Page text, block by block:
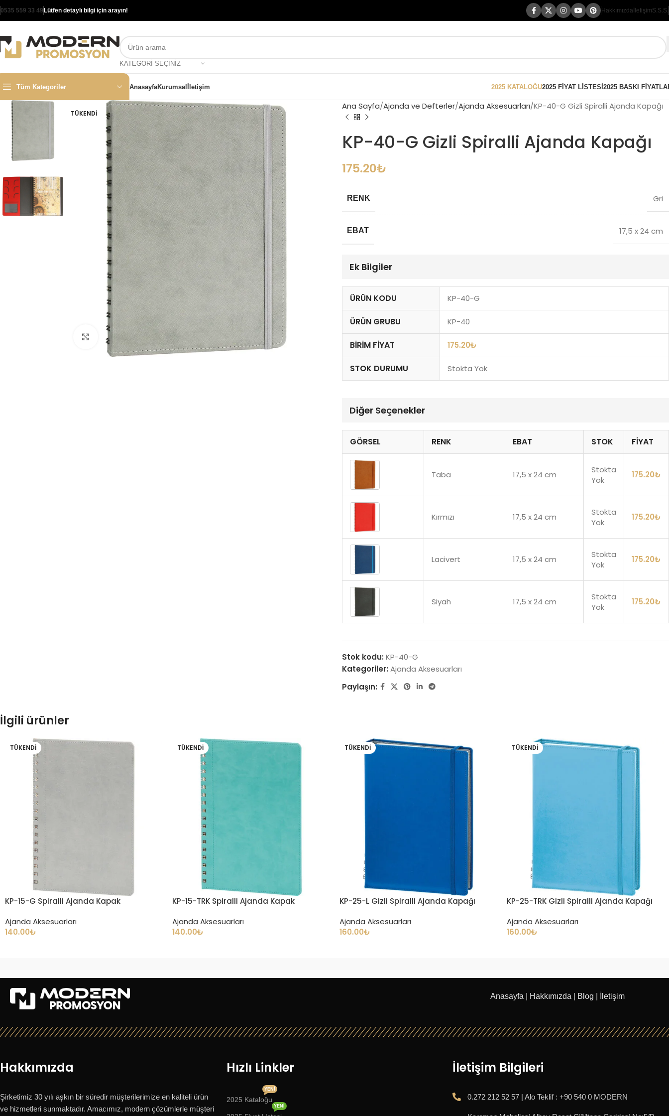
0535 559 33 49 Lütfen detaylı bilgi için arayın! Hakkımızda İletişimS.S.S.
KATEGORI SEÇINIZ
Tüm Kategoriler AnasayfaKurumsalİletişim 2025 KATALOĞU2025 FİYAT LİSTESİ2025 BASKI
TÜKENDI
Büyütmek için tıklayın
Ana Sayfa Ajanda ve Defterler Ajanda Aksesuarları KP-40-G Gizli Spiralli Ajanda Kapağı
KP-40-G Gizli Spiralli Ajanda Kapağı
175.20₺
RENK Gri
EBAT 17,5 x 24 cm
Ek Bilgiler
ÜRÜN KODU KP-40-G
ÜRÜN GRUBU KP-40
BIRIM FIYAT 175.20₺
STOK DURUMU Stokta Yok
Diğer Seçenekler
GÖRSEL RENK EBAT STOK FIYAT
Taba 17,5 x 24 cm
Stokta
Yok
175.20₺
Kırmızı 17,5 x 24 cm
Stokta
Yok
175.20₺
Lacivert 17,5 x 24 cm
Stokta
Yok
175.20₺
Siyah 17,5 x 24 cm
Stokta
Yok
175.20₺
Stok kodu: KP-40-G
Kategoriler: Ajanda Aksesuarları
Paylaşın:
İlgili ürünler
TÜKENDI
KP-15-G Spiralli Ajanda Kapak
Ajanda Aksesuarları
140.00₺
TÜKENDI
KP-15-TRK Spiralli Ajanda Kapak
Ajanda Aksesuarları
140.00₺
TÜKENDI
KP-25-L Gizli Spiralli Ajanda Kapağı
Ajanda Aksesuarları
160.00₺
TÜKENDI
KP-25-TRK Gizli Spiralli Ajanda Kapağı
Ajanda Aksesuarları
160.00₺
Anasayfa Hakkımızda Blog İletişim
Hakkımızda Hızlı Linkler İletişim Bilgileri
Şirketimiz 30 yılı aşkın bir süredir müşterilerimize en kaliteli ürün
ve hizmetleri sunmaktadır. Amacımız, modern çözümlerle müşteri
2025 Kataloğu
YENI
YENI
0.272 212 52 57 | Alo Teklif : +90 540 0 MODERN